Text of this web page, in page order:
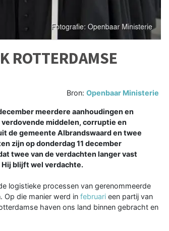
ROTTERDAMSE
Bron:Openbaar Ministerie
meerdere aanhoudingen en
middelen, corruptie en
de gemeente Albrandswaard en twee
zijn op donderdag 11 december
twee van de verdachten langer vast
blijft wel verdachte.
logistieke processen van gerenommeerde
Op die manier werd in februari een partij van
haven ons land binnen gebracht en